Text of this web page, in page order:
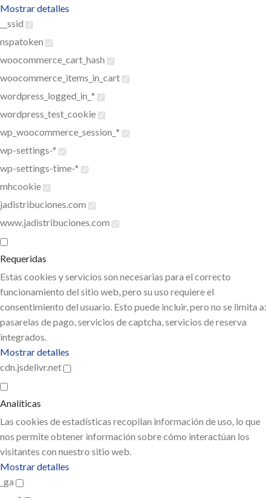
Mostrar detalles
__ssid
nspatoken
woocommerce_cart_hash
woocommerce_items_in_cart
wordpress_logged_in_*
wordpress_test_cookie
wp_woocommerce_session_*
wp-settings-*
wp-settings-time-*
mhcookie
jadistribuciones.com
www.jadistribuciones.com
Requeridas
Estas cookies y servicios son necesarias para el correcto
funcionamiento del sitio web, pero su uso requiere el
consentimiento del usuario. Esto puede incluir, pero no se limita a:
pasarelas de pago, servicios de captcha, servicios de reserva
integrados.
Mostrar detalles
cdn.jsdelivr.net
Analíticas
Las cookies de estadísticas recopilan información de uso, lo que
nos permite obtener información sobre cómo interactúan los
visitantes con nuestro sitio web.
Mostrar detalles
_ga